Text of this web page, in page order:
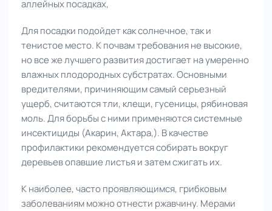
аллейных посадках,
Для посадки подойдет как солнечное, так и
тенистое место. К почвам требования не высокие,
но все же лучшего развития достигает на умеренно
влажных плодородных субстратах. Основными
вредителями, причиняющим самый серьезный
ущерб, считаются тли, клещи, гусеницы, рябиновая
моль. Для борьбы с ними применяются системные
инсектициды (Акарин, Актара,). В качестве
профилактики рекомендуется собирать вокруг
деревьев опавшие листья и затем сжигать их.
К наиболее, часто проявляющимся, грибковым
заболеваниям можно отнести ржавчину. Мерами